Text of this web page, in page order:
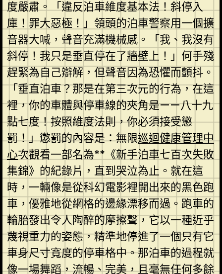
度嚴肅。「違反泊車維度基本法！斜停入
庫！罪大惡極！」領頭的泊車警察用一個擴
音器大喊，聲音充滿機械感。「我、我沒有
斜停！我只是垂直停在了牆壁上！」何手殘
趕緊為自己辯解，但聲音因為恐懼而顫抖。
「垂直泊車？那是在第三次元的行為，在這
裡，你的車體與停車線的夾角是——八十九
點七度！按照維度法則，你必須接受懲
罰！」懲罰的內容是：無限巡迴健康管理中
心次觀看一部名為**《新手泊車七百次失敗
集錦》的紀錄片，直到哭泣為止。就在這
時，一輛像是從科幻電影裡開出來的黑色跑
車，優雅地從網格的邊緣漂移而過。跑車的
輪胎發出令人陶醉的摩擦聲，它以一種近乎
蔑視重力的姿態，精準地停進了一個只有它
車身尺寸寬度的停車格中。那泊車的過程就
像一場舞蹈，流暢、完美，且毫無任何多餘